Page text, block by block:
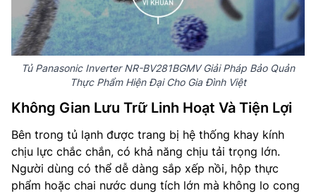
Tủ Panasonic Inverter NR-BV281BGMV Giải Pháp Bảo Quản
Thực Phẩm Hiện Đại Cho Gia Đình Việt
Không Gian Lưu Trữ Linh Hoạt Và Tiện Lợi
Bên trong tủ lạnh được trang bị hệ thống khay kính
chịu lực chắc chắn, có khả năng chịu tải trọng lớn.
Người dùng có thể dễ dàng sắp xếp nồi, hộp thực
phẩm hoặc chai nước dung tích lớn mà không lo cong